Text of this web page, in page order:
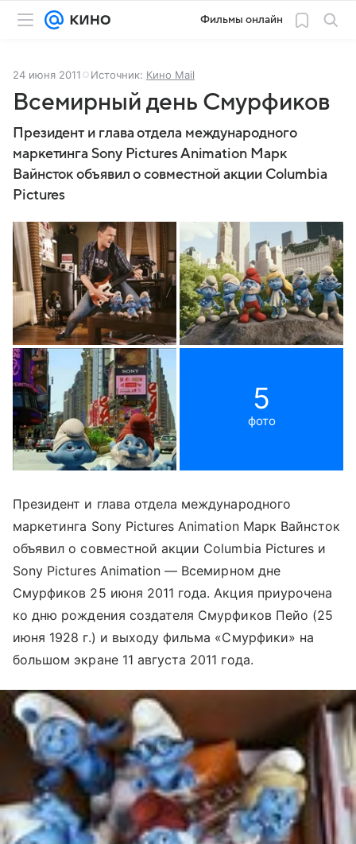
Фильмы онлайн
24 июня 2011 Источник: Кино Mail
Всемирный день Смурфиков
Президент и глава отдела международного
маркетинга Sony Pictures Animation Марк
Вайнсток объявил о совместной акции Columbia
Pictures
5
фото
Президент и глава отдела международного
маркетинга Sony Pictures Animation Марк Вайнсток
объявил о совместной акции Columbia Pictures и
Sony Pictures Animation — Всемирном дне
Смурфиков 25 июня 2011 года. Акция приурочена
ко дню рождения создателя Смурфиков Пейо (25
июня 1928 г.) и выходу фильма «Смурфики» на
большом экране 11 августа 2011 года.